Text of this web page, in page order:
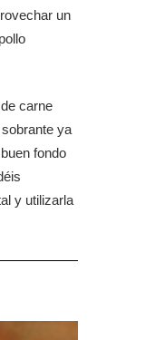
un
carne
ya
fondo
y utilizarla